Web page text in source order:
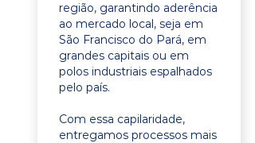
região, garantindo aderência
ao mercado local, seja em
São Francisco do Pará, em
grandes capitais ou em
polos industriais espalhados
pelo país.
Com essa capilaridade,
entregamos processos mais